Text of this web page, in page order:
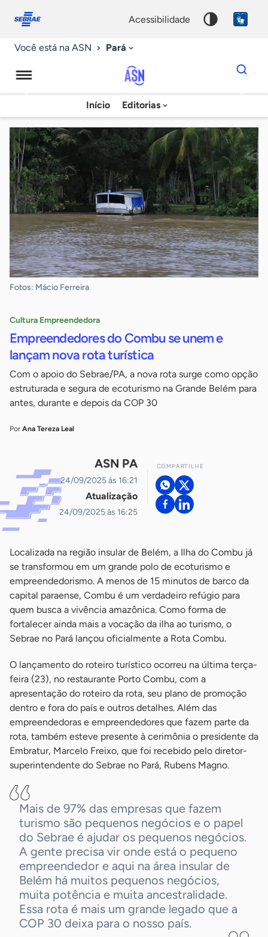
conosco
acessibilidade
Você está na ASN Pará
Agência
Sebrae
de
Notícias
Início Editorias
Dados
para
chave
Fotos: Mácio Ferreira
Cultura Empreendedora
Empreendedores do Combu se unem e
lançam nova rota turística
Com o apoio do Sebrae/PA, a nova rota surge como opção
estruturada e segura de ecoturismo na Grande Belém para
antes, durante e depois da COP 30
Por Ana Tereza Leal
ASN PA
24/09/2025 às 16:21
Atualização
24/09/2025 às 16:25
COMPARTILHE
Localizada na região insular de Belém, a Ilha do Combu já
se transformou em um grande polo de ecoturismo e
empreendedorismo. A menos de 15 minutos de barco da
capital paraense, Combu é um verdadeiro refúgio para
quem busca a vivência amazônica. Como forma de
fortalecer ainda mais a vocação da ilha ao turismo, o
Sebrae no Pará lançou oficialmente a Rota Combu.
O lançamento do roteiro turístico ocorreu na última terça-
feira (23), no restaurante Porto Combu, com a
apresentação do roteiro da rota, seu plano de promoção
dentro e fora do país e outros detalhes. Além das
empreendedoras e empreendedores que fazem parte da
rota, também esteve presente à cerimônia o presidente da
Embratur, Marcelo Freixo, que foi recebido pelo diretor-
superintendente do Sebrae no Pará, Rubens Magno.
Mais de 97% das empresas que fazem
turismo são pequenos negócios e o papel
do Sebrae é ajudar os pequenos negócios.
A gente precisa vir onde está o pequeno
empreendedor e aqui na área insular de
Belém há muitos pequenos negócios,
muita potência e muita ancestralidade.
Essa rota é mais um grande legado que a
COP 30 deixa para o nosso país.